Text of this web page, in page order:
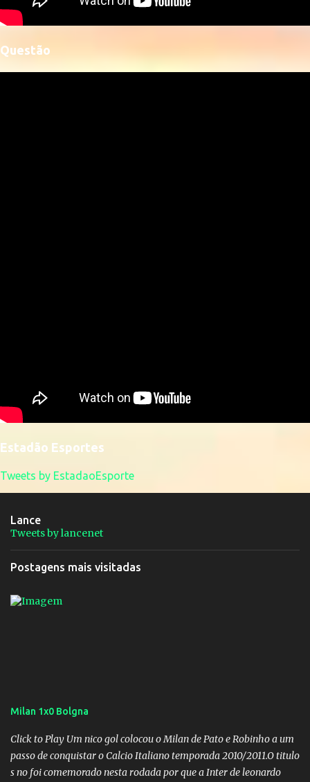
Questão
Estadão Esportes
Tweets by EstadaoEsporte
Lance
Tweets by lancenet
Postagens mais visitadas
Milan 1x0 Bolgna
Click to Play Um nico gol colocou o Milan de Pato e Robinho a um
passo de conquistar o Calcio Italiano temporada 2010/2011.O titulo
s no foi comemorado nesta rodada por que a Inter de leonardo